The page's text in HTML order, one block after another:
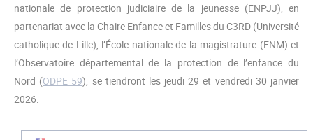
nationale de protection judiciaire de la jeunesse (ENPJJ), en
partenariat avec la Chaire Enfance et Familles du C3RD (Université
catholique de Lille), l’École nationale de la magistrature (ENM) et
l’Observatoire départemental de la protection de l’enfance du
Nord (ODPE 59), se tiendront les jeudi 29 et vendredi 30 janvier
2026.